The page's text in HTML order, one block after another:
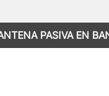
PASIVA EN